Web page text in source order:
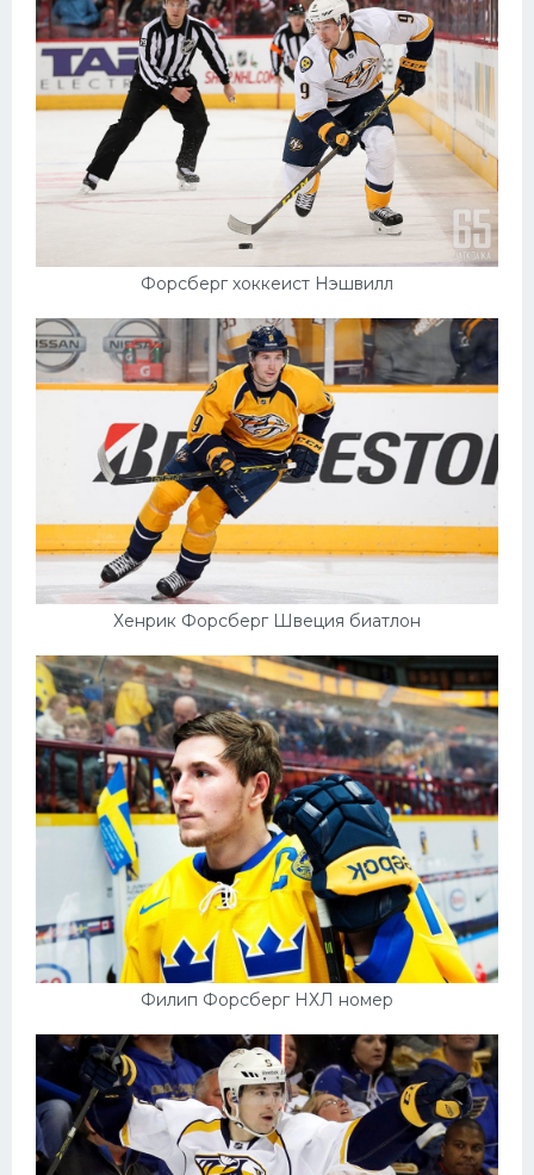
Форсберг хоккеист Нэшвилл
Хенрик Форсберг Швеция биатлон
Филип Форсберг НХЛ номер